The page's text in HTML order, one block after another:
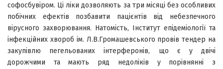
софосбувіром. Ці ліки дозволяють за три місяці без особливих
побічних ефектів позбавити пацієнтів від небезпечного
вірусного захворювання. Натомість, Інститут епідеміології та
інфекційних хвороб ім. Л.В.Громашевського провів тендер на
закупівлю пегельованих інтерферонів, що є у двічі
дорожчими та мають ряд недоліків у порівнянні з